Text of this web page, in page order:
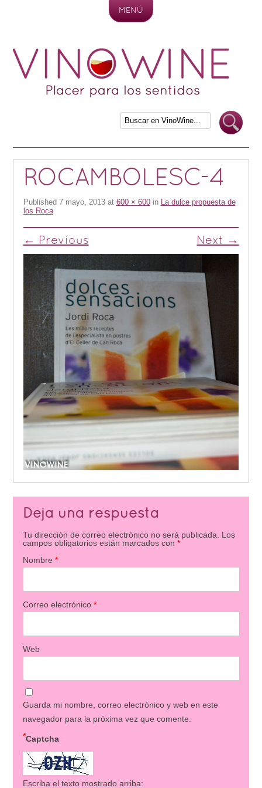
MENÚ
ROCAMBOLESC-4
Published 7 mayo, 2013at 600 × 600in La dulce propuesta de
los Roca
← Previous Next →
Deja una respuesta
Tu dirección de correo electrónico no será publicada. Los
campos obligatorios están marcados con *
Nombre *
Correo electrónico *
Web
Guarda mi nombre, correo electrónico y web en este
navegador para la próxima vez que comente.
Captcha
*
Escriba el texto mostrado arriba: